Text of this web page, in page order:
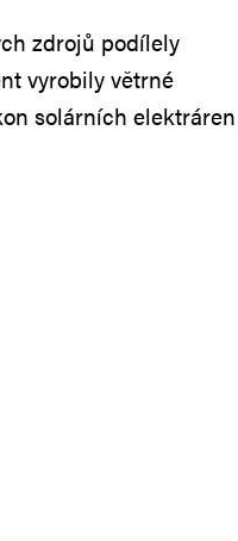
zdrojů podílely
vyrobily větrné
solárních elektráren